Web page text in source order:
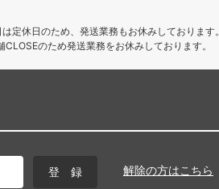
定休日のため、発送業務もお休みしております。
のため発送業務をお休みしております。
解除の方はこちら